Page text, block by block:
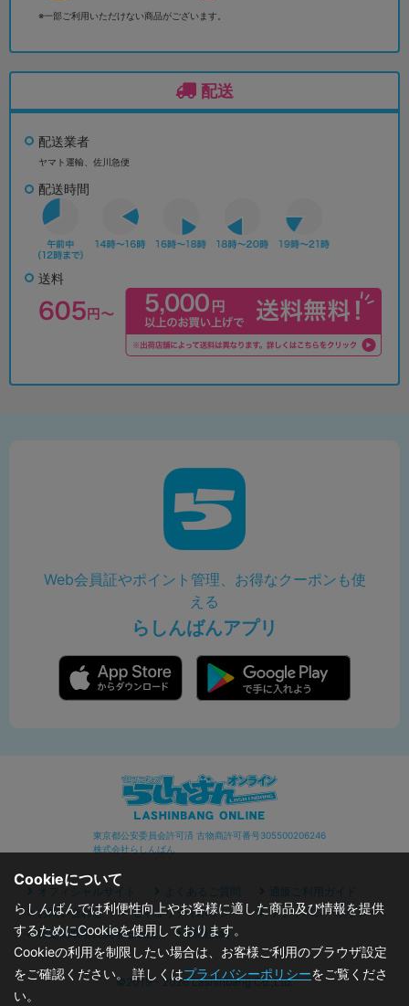
※一部ご利用いただけない商品がございます。
配送
配送業者
ヤマト運輸、佐川急便
配送時間
送料
Web会員証やポイント管理、お得なクーポンも使
える
らしんばんアプリ
東京都公安委員会許可済 古物商許可番号305500206246
株式会社らしんばん
オフィシャルサイト よくあるご質問
通販ご利用ガイド
お問い合わせ
セキュリティポリシー
プライバシーポリシー
特定商取引に関する表記
利用規約
©2019 - 2026 Lashinbang Co.,Ltd.
Cookieについて
らしんばんでは利便性向上やお客様に適した商品及び情報を提供
するためにCookieを使用しております。
Cookieの利用を制限したい場合は、お客様ご利用のブラウザ設定
をご確認ください。 詳しくはプライバシーポリシーをご覧くださ
い。